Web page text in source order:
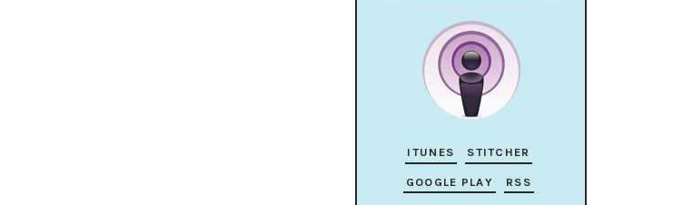
ITUNES STITCHER
GOOGLE PLAY RSS